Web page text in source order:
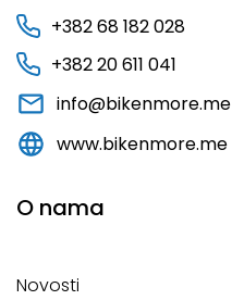
+382 68 182 028
+382 20 611 041
info@bikenmore.me
www.bikenmore.me
O nama
Novosti